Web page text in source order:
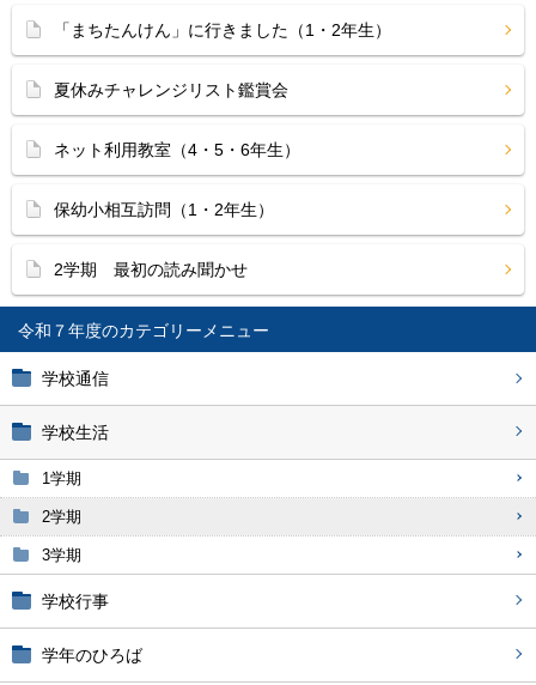
令和７年度
学校通信
学校生活
1学期
2学期
3学期
学校行事
学年のひろば
「まちたんけん」に行きました（1・2年生）
夏休みチャレンジリスト鑑賞会
ネット利用教室（4・5・6年生）
保幼小相互訪問（1・2年生）
2学期 最初の読み聞かせ